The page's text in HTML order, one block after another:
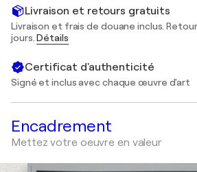
Livraison et retours gratuits
Livraison et frais de douane inclus.
jours.Détails
Certificat d'authenticité
Signé et inclus avec chaque œuvre d'art
Encadrement
Mettez votre oeuvre en valeur